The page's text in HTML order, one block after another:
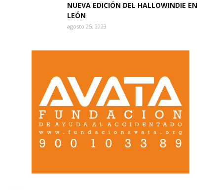
NUEVA EDICIÓN DEL HALLOWINDIE EN
LEÓN
agosto 25, 2023